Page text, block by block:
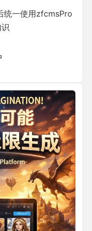
统一使用zfcmsPro